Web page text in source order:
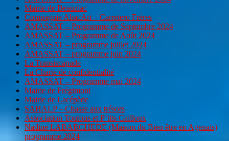
Mairie de Beauziac
Compagnie AbacArt – Carretero Frères
AMASSAT – Programme de Septembre 2024
AMASSAT – Programme de Août 2024
AMASSAT – programme juillet 2024
AMASSAT – programme juin 2024
La Transiscapade
La Charte de confidentialité
AMASSAT – Programme mai 2024
Mairie de Frégimont
Mairie de Lacépède
SAHALP – Chasse aux trésors
Association Toutous et P’tits Cailloux
Nadine LABARCHEDE (Maison du Bien être en Agenais)
programme 2024